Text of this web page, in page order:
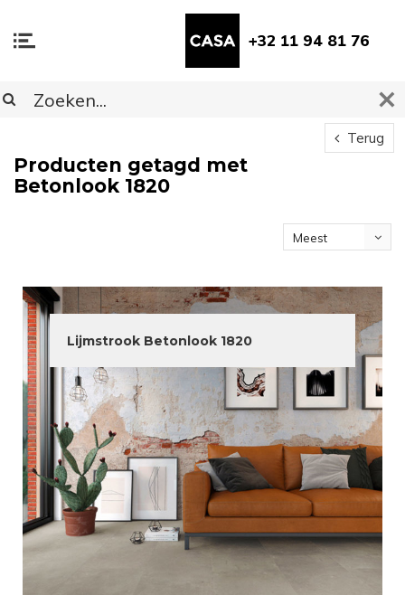
+32 11 94 81 76
Terug
Producten getagd met
Betonlook 1820
Meest
Lijmstrook Betonlook 1820